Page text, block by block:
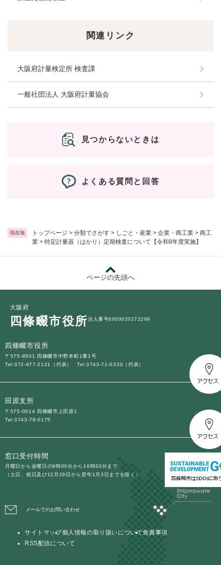
現在地 トップページ > 分類でさがす > しごと・産業 > 企業・商工業 > 商工
業 > 特定計量器（はかり）定期検査について【令和8年度実施】
関連リンク
大阪府計量検定所 検査課
一般社団法人 大阪府計量協会
見つからないときは
よくある質問と回答
ページの先頭へ
大阪府
四條畷市役所法人番号6000020272299
四條畷市役所
〒575-8501 四條畷市中野本町1番1号
Tel:072-877-2121（代表）
Tel:0743-71-0330（代表）
田原支所
〒575-0014 四條畷市上田原1
Tel:0743-78-0175
窓口受付時間
月曜日から金曜日の9時00分から16時30分まで
（土日、祝日及び12月29日から翌年1月3日までを除く）
メールでのお問い合わせ
サイトマップ個人情報の取り扱いについて免責事項
RSS配信について